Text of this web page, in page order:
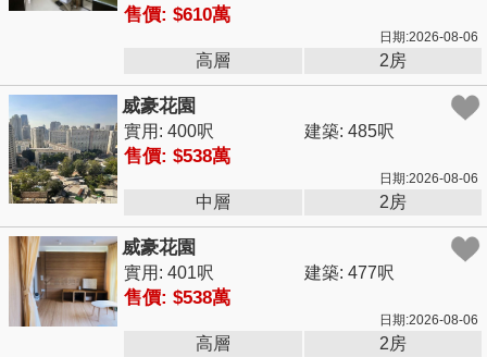
售價: $610萬
日期:2026-08-06
高層 2房
威豪花園
實用: 400呎 建築: 485呎
售價: $538萬
日期:2026-08-06
中層 2房
威豪花園
實用: 401呎 建築: 477呎
售價: $538萬
日期:2026-08-06
高層 2房